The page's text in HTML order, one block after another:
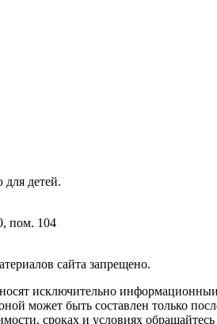
дeтeй.
пом. 104
caйтa зaпpeщeнo.
исключительно
может быть составлен только
сроках и условиях